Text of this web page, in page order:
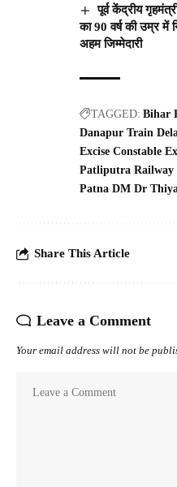
पूर्व केंद्रीय
का 90 वर्ष की उम्र में
अहम जिम्मेदारी
TAGGED: Bihar
Danapur Train
Excise Constable
Patliputra Railway
Patna DM Dr
Share This Article
Leave a Comment
Your email address will not be